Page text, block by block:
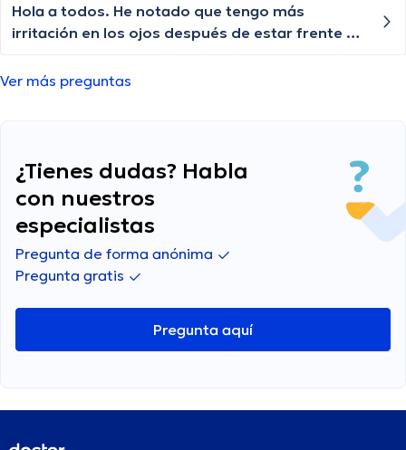
debería buscar ayuda médica?
Hola a todos. He notado que tengo más
irritación en los ojos después de estar frente a
Ver más preguntas
¿Tienes dudas? Habla
con nuestros
especialistas
Pregunta de forma anónima
Pregunta gratis
Pregunta aquí